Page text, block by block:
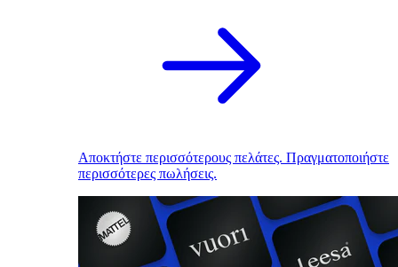
Αποκτήστε περισσότερους πελάτες. Πραγματοποιήστε
περισσότερες πωλήσεις.